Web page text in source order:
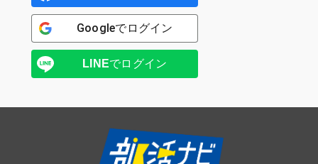
Googleでログイン
LINEでログイン